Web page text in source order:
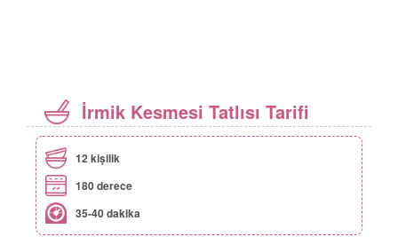
İrmik Kesmesi Tatlısı Tarifi
12 kişilik
180 derece
35-40 dakika